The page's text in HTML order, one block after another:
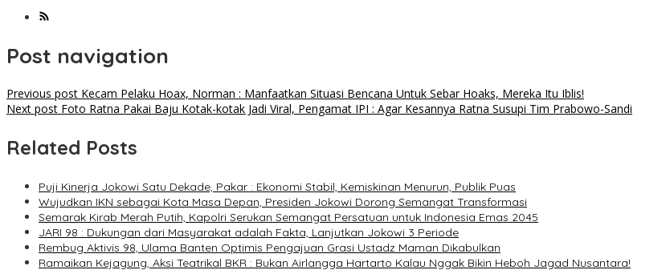
Post navigation
Previous post Kecam Pelaku Hoax, Norman : Manfaatkan Situasi Bencana Untuk Sebar Hoaks, Mereka Itu Iblis!
Next post Foto Ratna Pakai Baju Kotak-kotak Jadi Viral, Pengamat IPI : Agar Kesannya Ratna Susupi Tim Prabowo-Sandi
Related Posts
Puji Kinerja Jokowi Satu Dekade, Pakar : Ekonomi Stabil, Kemiskinan Menurun, Publik Puas
Wujudkan IKN sebagai Kota Masa Depan, Presiden Jokowi Dorong Semangat Transformasi
Semarak Kirab Merah Putih, Kapolri Serukan Semangat Persatuan untuk Indonesia Emas 2045
JARI 98 : Dukungan dari Masyarakat adalah Fakta, Lanjutkan Jokowi 3 Periode
Rembug Aktivis 98, Ulama Banten Optimis Pengajuan Grasi Ustadz Maman Dikabulkan
Ramaikan Kejagung, Aksi Teatrikal BKR : Bukan Airlangga Hartarto Kalau Nggak Bikin Heboh Jagad Nusantara!